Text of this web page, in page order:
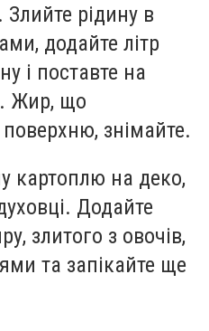
рідину в
додайте літр
і поставте на
Жир, що
знімайте.
картоплю на деко,
Додайте
злитого з овочів,
та запікайте ще